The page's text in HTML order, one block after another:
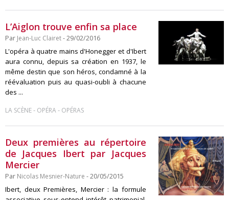
L’Aiglon trouve enfin sa place
Par Jean-Luc Clairet- 29/02/2016
L'opéra à quatre mains d'Honegger et d'Ibert
aura connu, depuis sa création en 1937, le
même destin que son héros, condamné à la
réévaluation puis au quasi-oubli à chacune
des ...
LA SCÈNE- OPÉRA- OPÉRAS
Deux premières au répertoire
de Jacques Ibert par Jacques
Mercier
Par Nicolas Mesnier-Nature - 20/05/2015
Ibert, deux Premières, Mercier : la formule